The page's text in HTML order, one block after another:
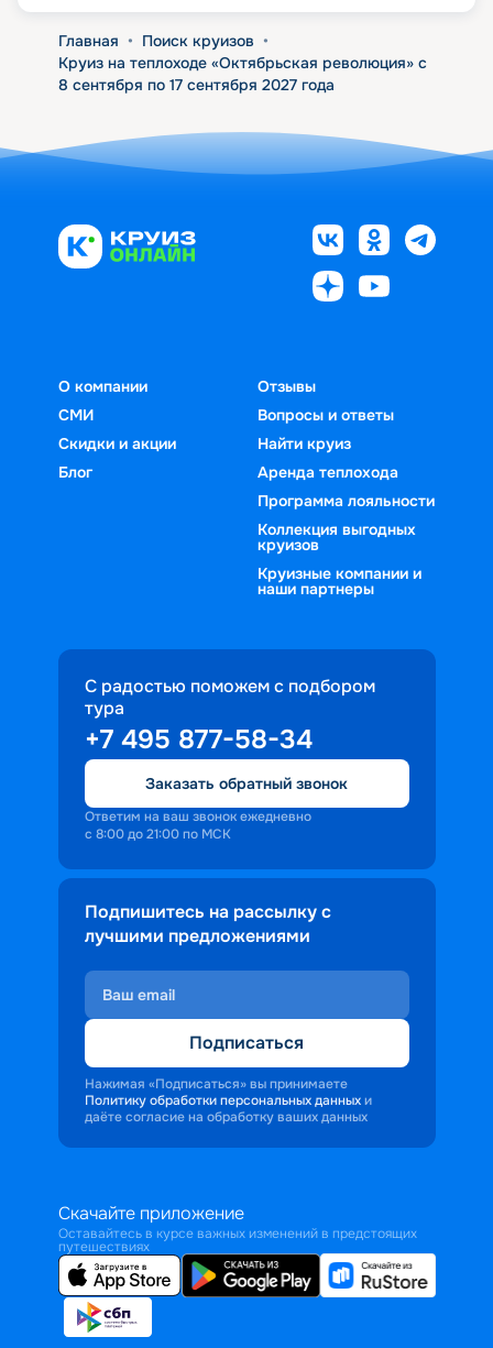
Главная • Поиск круизов •
Круиз на теплоходе «Октябрьская революция» с
8 сентября по 17 сентября 2027 года
О компании
СМИ
Скидки и акции
Блог
Отзывы
Вопросы и ответы
Найти круиз
Аренда теплохода
Программа лояльности
Коллекция выгодных
круизов
Круизные компании и
наши партнеры
С радостью поможем с подбором
тура
+7 495 877-58-34
Заказать обратный звонок
Ответим на ваш звонок ежедневно
с 8:00 до 21:00 по МСК
Подпишитесь на рассылку с
лучшими предложениями
Подписаться
Нажимая «Подписаться» вы принимаете
Политику обработки персональных данных и
даёте согласие на обработку ваших данных
Скачайте приложение
Оставайтесь в курсе важных изменений в предстоящих
путешествиях